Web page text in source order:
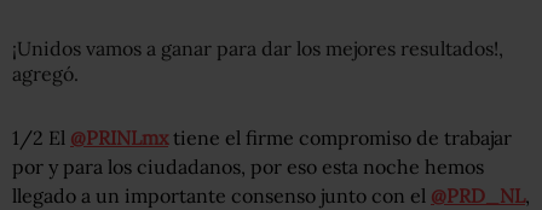
¡Unidos vamos a ganar para dar los mejores resultados!,
agregó.
1/2 El @PRINLmx tiene el firme compromiso de trabajar
por y para los ciudadanos, por eso esta noche hemos
llegado a un importante consenso junto con el @PRD_NL,